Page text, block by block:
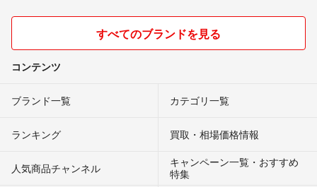
すべてのブランドを見る
コンテンツ
ブランド一覧 カテゴリ一覧
ランキング 買取・相場価格情報
人気商品チャンネル
キャンペーン一覧・おすすめ
特集